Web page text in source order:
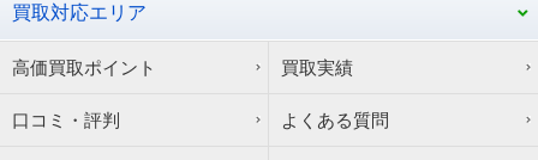
買取対応エリア
高価買取ポイント 買取実績
口コミ・評判 よくある質問